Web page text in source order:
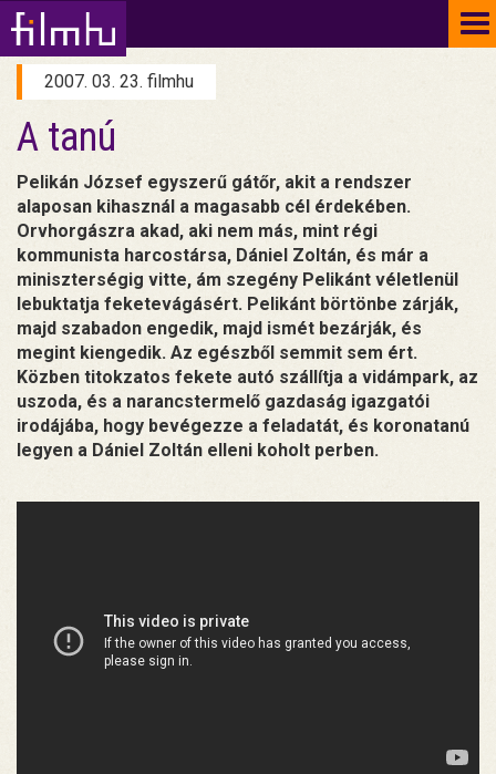
2007. 03. 23. filmhu
A tanú
Pelikán József egyszerű gátőr, akit a rendszer
alaposan kihasznál a magasabb cél érdekében.
Orvhorgászra akad, aki nem más, mint régi
kommunista harcostársa, Dániel Zoltán, és már a
miniszterségig vitte, ám szegény Pelikánt véletlenül
lebuktatja feketevágásért. Pelikánt börtönbe zárják,
majd szabadon engedik, majd ismét bezárják, és
megint kiengedik. Az egészből semmit sem ért.
Közben titokzatos fekete autó szállítja a vidámpark, az
uszoda, és a narancstermelő gazdaság igazgatói
irodájába, hogy bevégezze a feladatát, és koronatanú
legyen a Dániel Zoltán elleni koholt perben.